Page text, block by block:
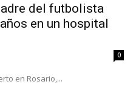
del futbolista
en un hospital
0
en Rosario,...